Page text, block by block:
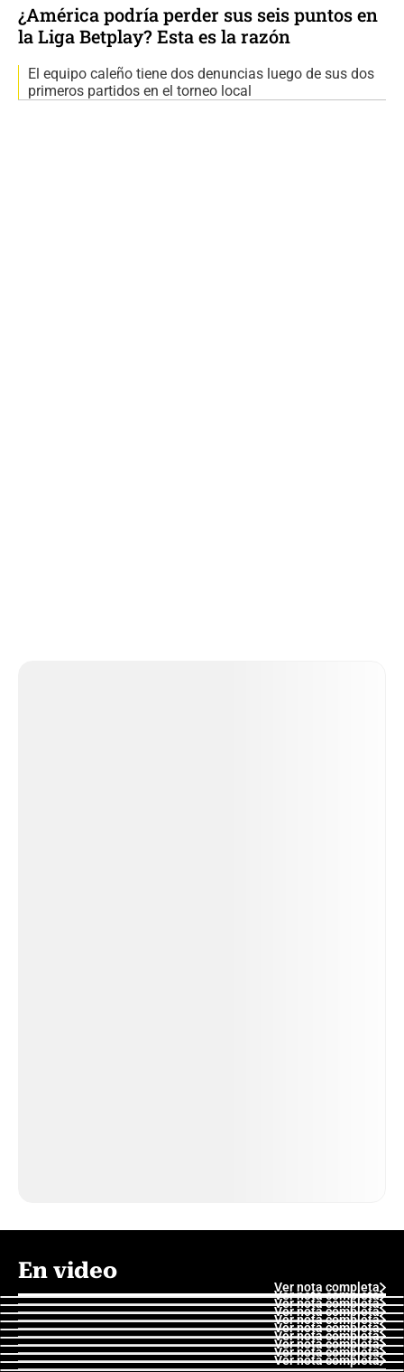
¿América podría perder sus seis puntos en
la Liga Betplay? Esta es la razón
El equipo caleño tiene dos denuncias luego de sus dos
primeros partidos en el torneo local
En video
Ver nota completa
Ver nota completa
Ver nota completa
Ver nota completa
Ver nota completa
Ver nota completa
Ver nota completa
Ver nota completa
Ver nota completa
Ver nota completa